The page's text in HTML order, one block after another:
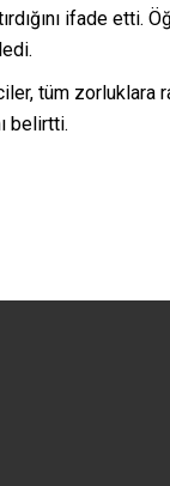
ifade etti.
tüm
belirtti.